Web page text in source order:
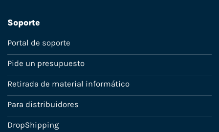
Soporte
Portal de soporte
Pide un presupuesto
Retirada de material informático
Para distribuidores
DropShipping